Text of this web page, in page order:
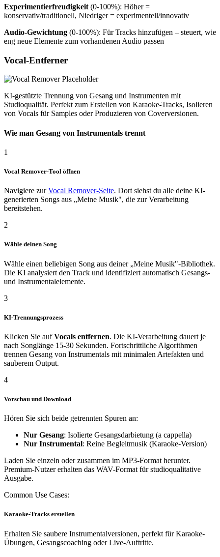
Experimentierfreudigkeit (0-100%): Höher =
konservativ/traditionell, Niedriger = experimentell/innovativ
Audio-Gewichtung (0-100%): Für Tracks hinzufügen – steuert, wie
eng neue Elemente zum vorhandenen Audio passen
Vocal-Entferner
KI-gestützte Trennung von Gesang und Instrumenten mit
Studioqualität. Perfekt zum Erstellen von Karaoke-Tracks, Isolieren
von Vocals für Samples oder Produzieren von Coverversionen.
Wie man Gesang von Instrumentals trennt
1
Vocal Remover-Tool öffnen
Navigiere zurVocal Remover-Seite. Dort siehst du alle deine KI-
generierten Songs aus „Meine Musik", die zur Verarbeitung
bereitstehen.
2
Wähle deinen Song
Wähle einen beliebigen Song aus deiner „Meine Musik"-Bibliothek.
Die KI analysiert den Track und identifiziert automatisch Gesangs-
und Instrumentalelemente.
3
KI-Trennungsprozess
Klicken Sie aufVocals entfernen. Die KI-Verarbeitung dauert je
nach Songlänge 15-30 Sekunden. Fortschrittliche Algorithmen
trennen Gesang von Instrumentals mit minimalen Artefakten und
sauberem Output.
4
Vorschau und Download
Hören Sie sich beide getrennten Spuren an:
Nur Gesang: Isolierte Gesangsdarbietung (a cappella)
Nur Instrumental: Reine Begleitmusik (Karaoke-Version)
Laden Sie einzeln oder zusammen im MP3-Format herunter.
Premium-Nutzer erhalten das WAV-Format für studioqualitative
Ausgabe.
Common Use Cases:
Karaoke-Tracks erstellen
Erhalten Sie saubere Instrumentalversionen, perfekt für Karaoke-
Übungen, Gesangscoaching oder Live-Auftritte.